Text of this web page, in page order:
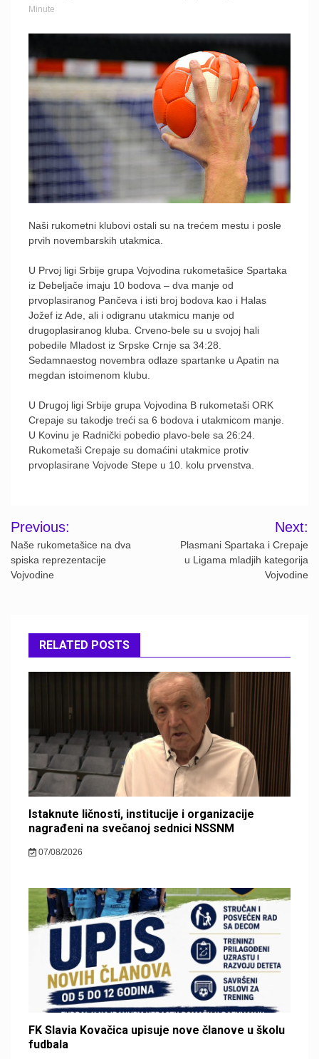
Minute
Naši rukometni klubovi ostali su na trećem mestu i posle
prvih novembarskih utakmica.
U Prvoj ligi Srbije grupa Vojvodina rukometašice Spartaka
iz Debeljače imaju 10 bodova – dva manje od
prvoplasiranog Pančeva i isti broj bodova kao i Halas
Jožef iz Ade, ali i odigranu utakmicu manje od
drugoplasiranog kluba. Crveno-bele su u svojoj hali
pobedile Mladost iz Srpske Crnje sa 34:28.
Sedamnaestog novembra odlaze spartanke u Apatin na
megdan istoimenom klubu.
U Drugoj ligi Srbije grupa Vojvodina B rukometaši ORK
Crepaje su takodje treći sa 6 bodova i utakmicom manje.
U Kovinu je Radnički pobedio plavo-bele sa 26:24.
Rukometaši Crepaje su domaćini utakmice protiv
prvoplasirane Vojvode Stepe u 10. kolu prvenstva.
Post
navigation
Previous:
Naše rukometašice na dva
spiska reprezentacije
Vojvodine
Next:
Plasmani Spartaka i Crepaje
u Ligama mladjih kategorija
Vojvodine
RELATED POSTS
Istaknute ličnosti, institucije i organizacije
nagrađeni na svečanoj sednici NSSNM
07/08/2026
FK Slavia Kovačica upisuje nove članove u školu
fudbala